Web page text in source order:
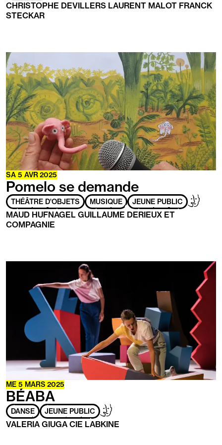
personnes
:
Malvoyants
CHRISTOPHE DEVILLERS LAURENT MALOT FRANCK
STECKAR
Pomelo se demande
SA 5 AVR2025
THÉÂTRE D'OBJETS MUSIQUE JEUNE PUBLIC Adapté
aux
:
Handicap
mental
MAUD HUFNAGEL GUILLAUME DERIEUX ET
COMPAGNIE
En
savoir
plus
BÉABA
ME 5 MARS 2025
DANSE JEUNE PUBLIC Adapté
aux
personnes
Handicap
mental
VALERIA GIUGA CIE LABKINE